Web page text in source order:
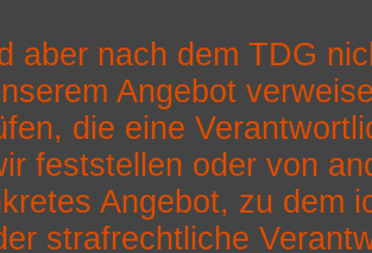
aber nach dem TDG
Angebot
die eine
feststellen oder von
Angebot, zu dem
strafrechtliche